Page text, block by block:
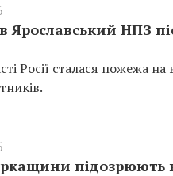
Ярославський НПЗ
Росії сталася пожежа
підозрюють